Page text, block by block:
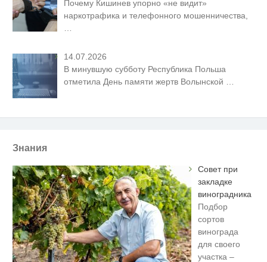
Почему Кишинев упорно «не видит»
наркотрафика и телефонного мошенничества,
14.07.2026
В минувшую субботу Республика Польша
отметила День памяти жертв Волынской …
Знания
Совет при
закладке
виноградника
Подбор
сортов
винограда
для своего
участка –